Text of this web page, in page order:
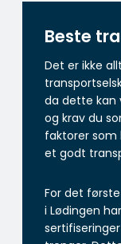
Beste
Det er ikke
da dette kan
og krav du
faktorer
et godt
For det
i Lødingen